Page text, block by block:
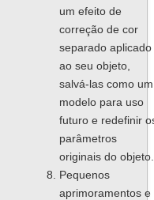
um efeito de
correção de cor
separado aplicado
ao seu objeto,
salvá-las como um
modelo para uso
futuro e redefinir
parâmetros
originais do objeto.
Pequenos
aprimoramentos e